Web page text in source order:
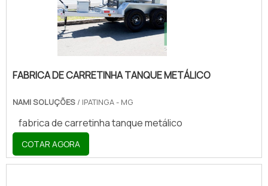
FABRICA DE CARRETINHA TANQUE METÁLICO
NAMI SOLUÇÕES / IPATINGA - MG
fabrica de carretinha tanque metálico
COTAR AGORA